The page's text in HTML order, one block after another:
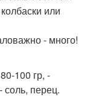
или
- много!
100 гр, -
соль, перец.